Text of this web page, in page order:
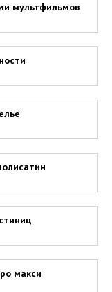
мультфильмов
макси